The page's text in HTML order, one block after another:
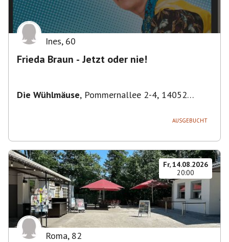
Ines, 60
Frieda Braun - Jetzt oder nie!
Die Wühlmäuse, Pommernallee 2-4, 14052
AUSGEBUCHT
Fr, 14.08.2026
20:00
Roma, 82